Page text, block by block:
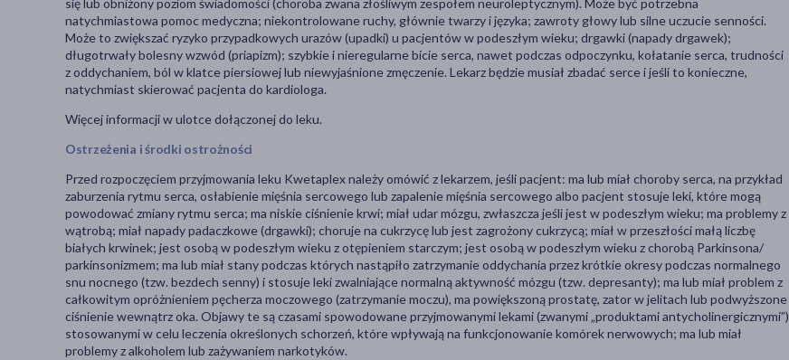
się lub obniżony poziom świadomości (choroba zwana złośliwym zespołem neuroleptycznym). Może być potrzebna
natychmiastowa pomoc medyczna; niekontrolowane ruchy, głównie twarzy i języka; zawroty głowy lub silne uczucie senności.
Może to zwiększać ryzyko przypadkowych urazów (upadki) u pacjentów w podeszłym wieku; drgawki (napady drgawek);
długotrwały bolesny wzwód (priapizm); szybkie i nieregularne bicie serca, nawet podczas odpoczynku, kołatanie serca, trudności
z oddychaniem, ból w klatce piersiowej lub niewyjaśnione zmęczenie. Lekarz będzie musiał zbadać serce i jeśli to konieczne,
natychmiast skierować pacjenta do kardiologa.
Więcej informacji w ulotce dołączonej do leku.
Ostrzeżenia i środki ostrożności
Przed rozpoczęciem przyjmowania leku Kwetaplex należy omówić z lekarzem, jeśli pacjent: ma lub miał choroby serca, na przykład
zaburzenia rytmu serca, osłabienie mięśnia sercowego lub zapalenie mięśnia sercowego albo pacjent stosuje leki, które mogą
powodować zmiany rytmu serca; ma niskie ciśnienie krwi; miał udar mózgu, zwłaszcza jeśli jest w podeszłym wieku; ma problemy z
wątrobą; miał napady padaczkowe (drgawki); choruje na cukrzycę lub jest zagrożony cukrzycą; miał w przeszłości małą liczbę
białych krwinek; jest osobą w podeszłym wieku z otępieniem starczym; jest osobą w podeszłym wieku z chorobą Parkinsona/
parkinsonizmem; ma lub miał stany podczas których nastąpiło zatrzymanie oddychania przez krótkie okresy podczas normalnego
snu nocnego (tzw. bezdech senny) i stosuje leki zwalniające normalną aktywność mózgu (tzw. depresanty); ma lub miał problem z
całkowitym opróżnieniem pęcherza moczowego (zatrzymanie moczu), ma powiększoną prostatę, zator w jelitach lub podwyższone
ciśnienie wewnątrz oka. Objawy te są czasami spowodowane przyjmowanymi lekami (zwanymi „produktami antycholinergicznymi”)
stosowanymi w celu leczenia określonych schorzeń, które wpływają na funkcjonowanie komórek nerwowych; ma lub miał
problemy z alkoholem lub zażywaniem narkotyków.